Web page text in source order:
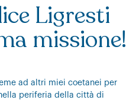
Ligresti
missione!
ad altri miei coetanei per
periferia della città di